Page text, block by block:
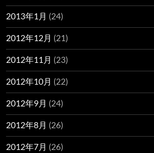
2013年1月 (24)
2012年12月 (21)
2012年11月 (23)
2012年10月 (22)
2012年9月 (24)
2012年8月 (26)
2012年7月 (26)